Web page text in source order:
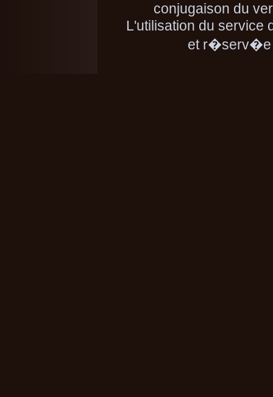
conjugaison du
L'utilisation du service
et r�serv�e